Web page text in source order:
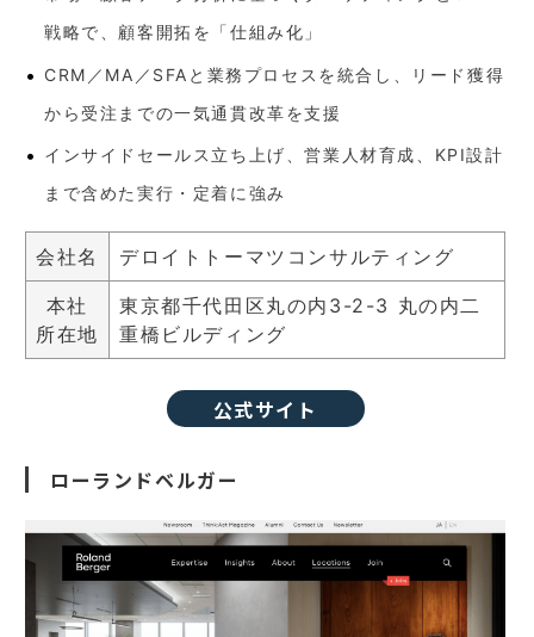
戦略で、顧客開拓を「仕組み化」
CRM／MA／SFAと業務プロセスを統合し、リード獲得
から受注までの一気通貫改革を支援
インサイドセールス立ち上げ、営業人材育成、KPI設計
まで含めた実行・定着に強み
会社名 デロイトトーマツコンサルティング
本社
所在地
東京都千代田区丸の内3-2-3 丸の内二
重橋ビルディング
公式サイト
ローランドベルガー